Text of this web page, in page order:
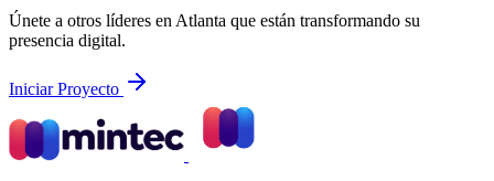
Únete a otros líderes en Atlanta que están transformando su
presencia digital.
Iniciar Proyecto